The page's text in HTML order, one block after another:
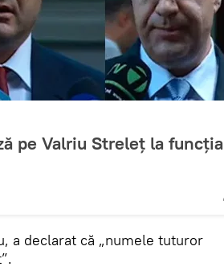
pe Valriu Streleţ la funcţia
a declarat că „numele tuturor